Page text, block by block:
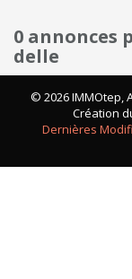
0 annonces
delle
© 2026 IMMOtep,
Création
Dernières